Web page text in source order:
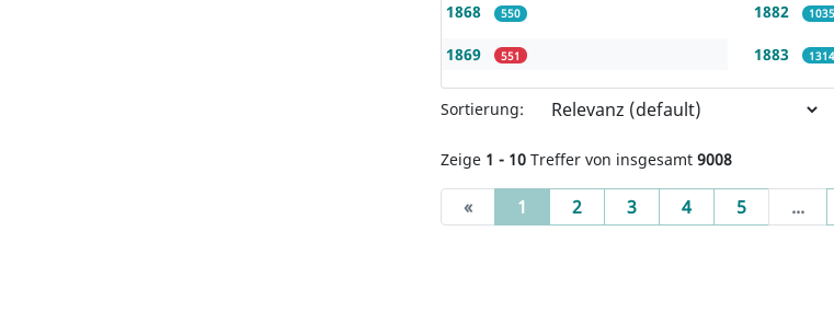
1868 550
1869 551
1882 1035
1883 1314
Sortierung:
Zeige 1 - 10 Treffer von insgesamt 9008
« 1 (current)
2 3 4 5 ...